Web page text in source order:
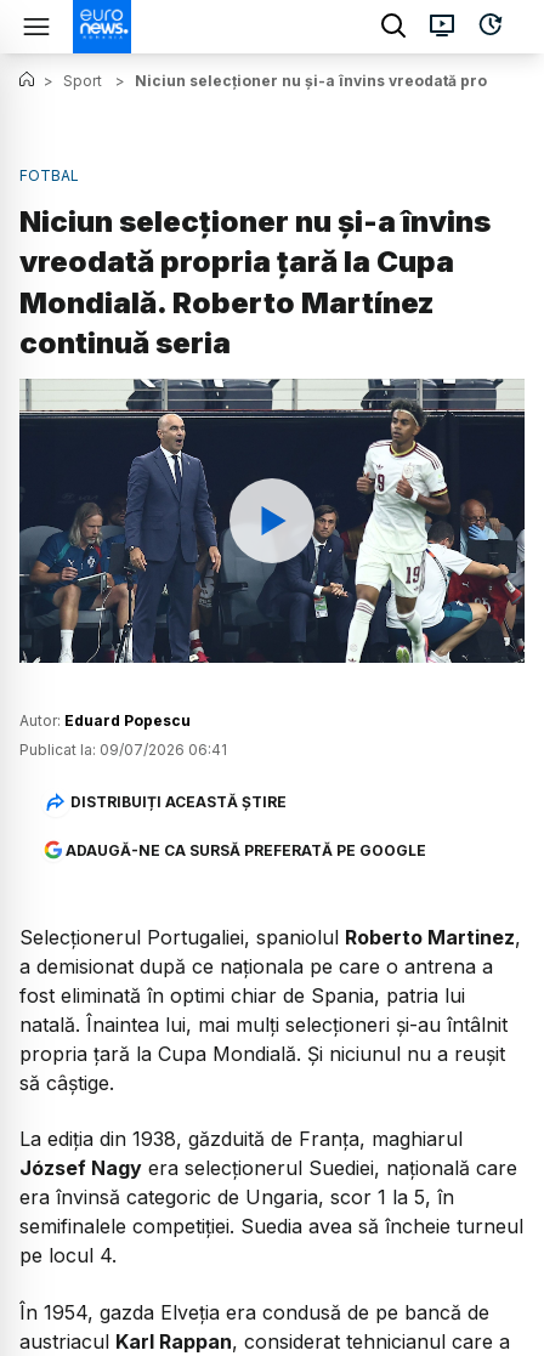
> Sport > Niciun selecționer nu și-a învins vreodată propria
FOTBAL
Niciun selecționer nu și-a învins
vreodată propria țară la Cupa
Mondială. Roberto Martínez
continuă seria
Watch
Autor: Eduard Popescu
Publicat la: 09/07/2026 06:41
DISTRIBUIȚI ACEASTĂ ȘTIRE
ADAUGĂ-NE CA SURSĂ PREFERATĂ PE GOOGLE
Selecționerul Portugaliei, spaniolul Roberto Martinez,
a demisionat după ce naționala pe care o antrena a
fost eliminată în optimi chiar de Spania, patria lui
natală. Înaintea lui, mai mulți selecționeri și-au întâlnit
propria țară la Cupa Mondială. Și niciunul nu a reușit
să câștige.
La ediția din 1938, găzduită de Franța, maghiarul
József Nagy era selecționerul Suediei, națională care
era învinsă categoric de Ungaria, scor 1 la 5, în
semifinalele competiției. Suedia avea să încheie turneul
pe locul 4.
În 1954, gazda Elveția era condusă de pe bancă de
austriacul Karl Rappan, considerat tehnicianul care a